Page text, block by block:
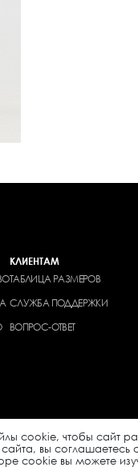
КЛИЕНТАМ
ТАБЛИЦА РАЗМЕРОВ
СЛУЖБА ПОДДЕРЖКИ
ВОПРОС-ОТВЕТ
cookie, чтобы сайт
вы
cookie вы можете